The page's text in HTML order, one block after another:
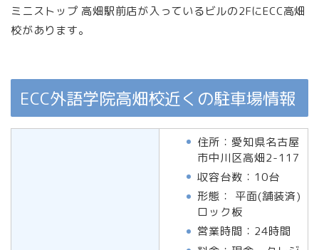
ミニストップ 高畑駅前店が入っているビルの2FにECC高畑
校があります。
ECC外語学院高畑校近くの駐車場情報
住所：愛知県名古屋
市中川区高畑2-117
収容台数：10台
形態： 平面(舗装済)
ロック板
営業時間：24時間